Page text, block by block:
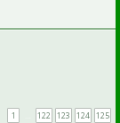
1 122 123 124 125